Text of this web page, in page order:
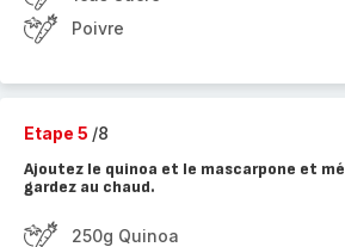
Poivre
Etape 5 /8
Ajoutez le quinoa et le mascarpone et
gardez au chaud.
250g Quinoa